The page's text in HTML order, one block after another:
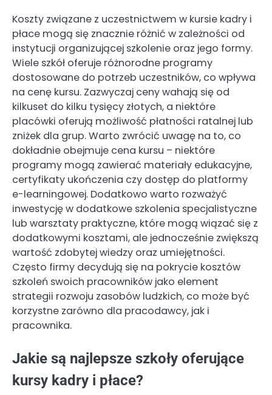
Koszty związane z uczestnictwem w kursie kadry i
płace mogą się znacznie różnić w zależności od
instytucji organizującej szkolenie oraz jego formy.
Wiele szkół oferuje różnorodne programy
dostosowane do potrzeb uczestników, co wpływa
na cenę kursu. Zazwyczaj ceny wahają się od
kilkuset do kilku tysięcy złotych, a niektóre
placówki oferują możliwość płatności ratalnej lub
zniżek dla grup. Warto zwrócić uwagę na to, co
dokładnie obejmuje cena kursu – niektóre
programy mogą zawierać materiały edukacyjne,
certyfikaty ukończenia czy dostęp do platformy
e-learningowej. Dodatkowo warto rozważyć
inwestycję w dodatkowe szkolenia specjalistyczne
lub warsztaty praktyczne, które mogą wiązać się z
dodatkowymi kosztami, ale jednocześnie zwiększą
wartość zdobytej wiedzy oraz umiejętności.
Często firmy decydują się na pokrycie kosztów
szkoleń swoich pracowników jako element
strategii rozwoju zasobów ludzkich, co może być
korzystne zarówno dla pracodawcy, jak i
pracownika.
Jakie są najlepsze szkoły oferujące
kursy kadry i płace?